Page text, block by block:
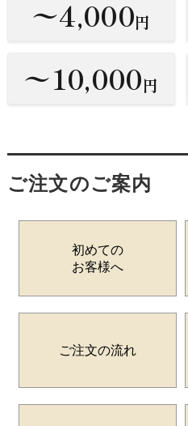
〜4,000円
〜10,000円
ご注文のご案内
初めての
お客様へ
ご注文の流れ